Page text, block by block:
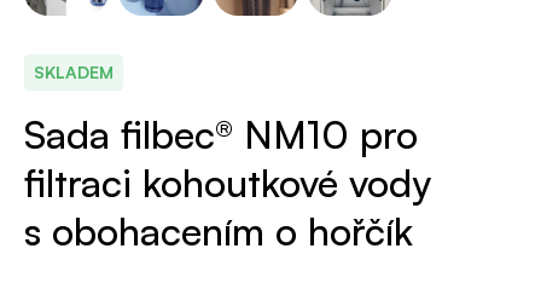
SKLADEM
Sada filbec® NM10 pro
filtraci kohoutkové vody
s obohacením o hořčík